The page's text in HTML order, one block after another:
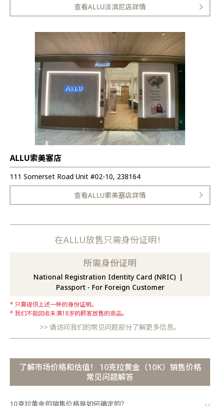
查看ALLU淡滨尼店詳情
ALLU索美塞店
111 Somerset Road Unit #02-10, 238164
查看ALLU索美塞店詳情
在ALLU放售只需身份证明！
所需身份证明
National Registration Identity Card (NRIC)
Passport - For Foreign Customer
只需提供上述一种的身份证明。
我们不能回收未满18岁的顾客放售的商品。
请访问我们的常见问题部分了解更多信息。
了解市场价格和估值！ 10克拉黄金（10K）销售价格
常见问题解答
10克拉黄金的销售价格是如何确定的？